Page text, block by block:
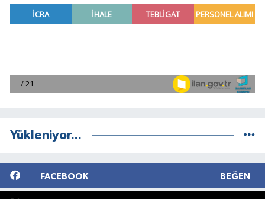
Yükleniyor...
FACEBOOK BEĞEN